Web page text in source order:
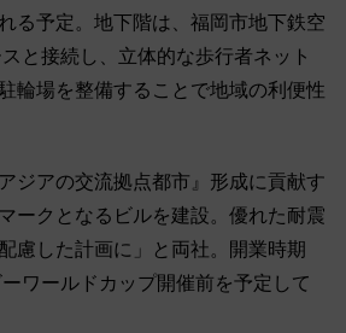
る予定。地下階は、福岡市地下鉄空
と接続し、立体的な歩行者ネット
輪場を整備することで地域の利便性
ジアの交流拠点都市』形成に貢献す
ークとなるビルを建設。優れた耐震
慮した計画に」と両社。開業時期
ワールドカップ開催前を予定して